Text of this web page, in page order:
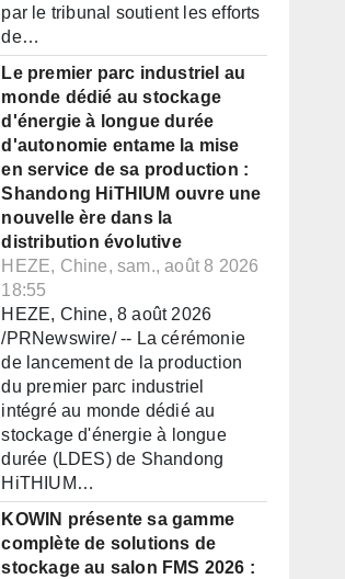
par le tribunal soutient les efforts
de…
Le premier parc industriel au
monde dédié au stockage
d'énergie à longue durée
d'autonomie entame la mise
en service de sa production :
Shandong HiTHIUM ouvre une
nouvelle ère dans la
distribution évolutive
HEZE, Chine, sam., août 8 2026
18:55
HEZE, Chine, 8 août 2026
/PRNewswire/ -- La cérémonie
de lancement de la production
du premier parc industriel
intégré au monde dédié au
stockage d'énergie à longue
durée (LDES) de Shandong
HiTHIUM…
KOWIN présente sa gamme
complète de solutions de
stockage au salon FMS 2026 :